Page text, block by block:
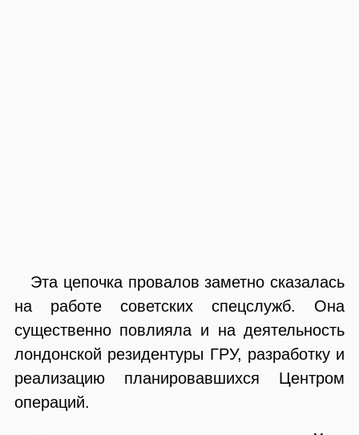
Эта цепочка провалов заметно сказалась
на работе советских спецслужб. Она
существенно повлияла и на деятельность
лондонской резидентуры ГРУ, разработку и
реализацию планировавшихся Центром
операций.